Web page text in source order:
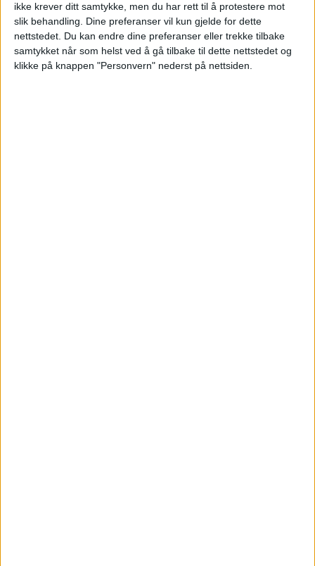
ikke krever ditt samtykke, men du har rett til å protestere mot
slik behandling. Dine preferanser vil kun gjelde for dette
nettstedet. Du kan endre dine preferanser eller trekke tilbake
samtykket når som helst ved å gå tilbake til dette nettstedet og
klikke på knappen "Personvern" nederst på nettsiden.
PUBLISERT 04.07.2026 - 09:15